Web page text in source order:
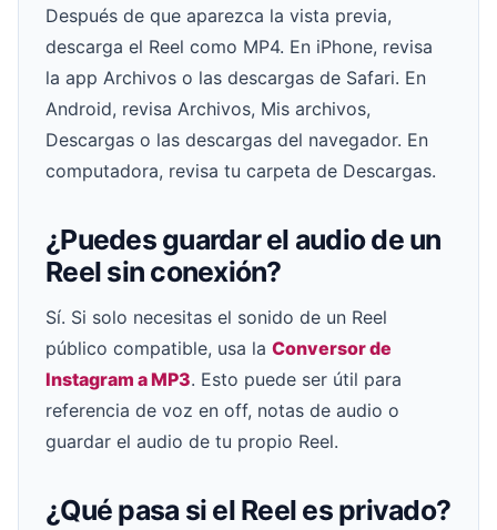
Después de que aparezca la vista previa,
descarga el Reel como MP4. En iPhone, revisa
la app Archivos o las descargas de Safari. En
Android, revisa Archivos, Mis archivos,
Descargas o las descargas del navegador. En
computadora, revisa tu carpeta de Descargas.
¿Puedes guardar el audio de un
Reel sin conexión?
Sí. Si solo necesitas el sonido de un Reel
público compatible, usa la Conversor de
Instagram a MP3. Esto puede ser útil para
referencia de voz en off, notas de audio o
guardar el audio de tu propio Reel.
¿Qué pasa si el Reel es privado?